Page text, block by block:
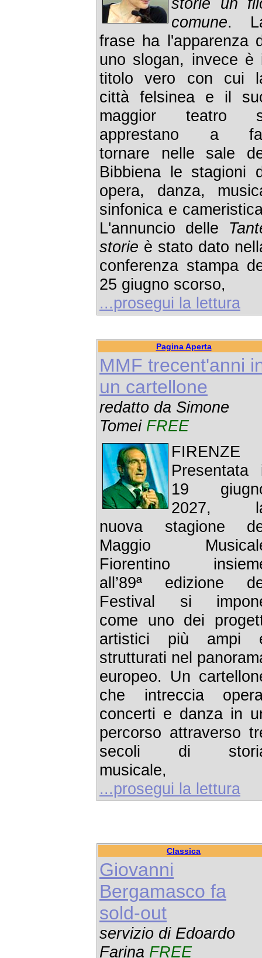
comune.
frase ha l'apparenza
uno slogan, invece è
titolo vero con cui
città felsinea e il
maggior teatro
apprestano a
tornare nelle sale
Bibbiena le stagioni
opera, danza,
sinfonica e
L'annuncio delle
storie è stato dato
conferenza stampa
25 giugno scorso,
...prosegui la lettura
Pagina Aperta
MMF trecent'anni
un cartellone
redatto da Simone
Tomei FREE
FIRENZE
Presentata
19
2027,
nuova stagione
Maggio
Fiorentino
all’89ª edizione
Festival si
come uno dei
artistici più ampi
strutturati nel
europeo. Un
che intreccia
concerti e danza in
percorso attraverso
secoli di
musicale,
...prosegui la lettura
Classica
Giovanni
Bergamasco fa
sold-out
servizio di Edoardo
Farina FREE